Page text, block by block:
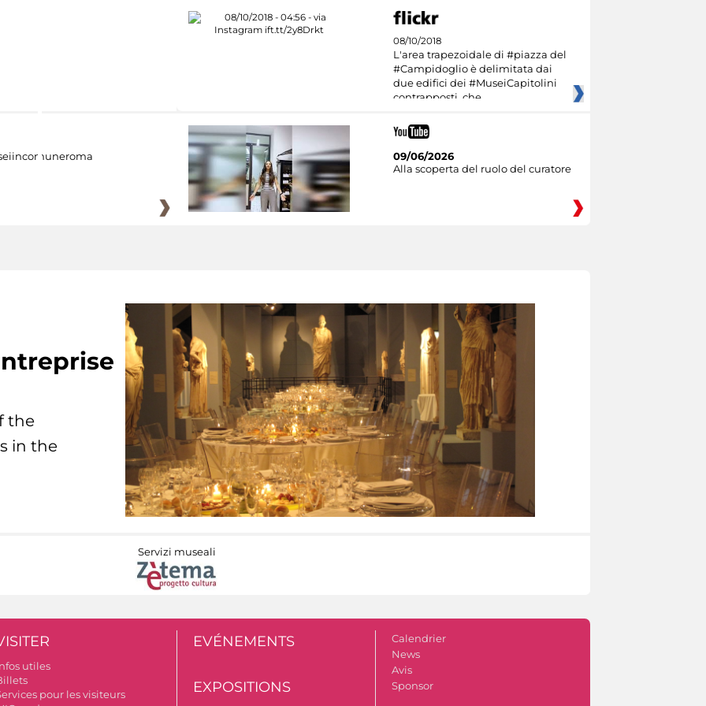
08/10/2018
L'area trapezoidale di #piazza del
#Campidoglio è delimitata dai
due edifici dei #MuseiCapitolini
contrapposti, che
09/06/2026
Alla scoperta del ruolo del curatore
the
in the
Servizi museali
utiles
pour les visiteurs
EVÉNEMENTS
EXPOSITIONS
Calendrier
News
Avis
Sponsor